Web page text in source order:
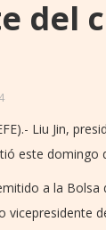
del
Liu Jin,
este domingo
a la
vicepresidente